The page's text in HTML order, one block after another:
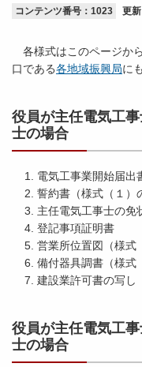
コンテンツ番号：1023 更新
各様式はこのページか
口である各地域振興局に
役員が主任電気工
士の場合
電気工事業開始届出
誓約書（様式（１）
主任電気工事士の免
登記事項証明書
営業所位置図（様式
備付器具調書（様式
建設業許可書の写し
役員が主任電気工
士の場合